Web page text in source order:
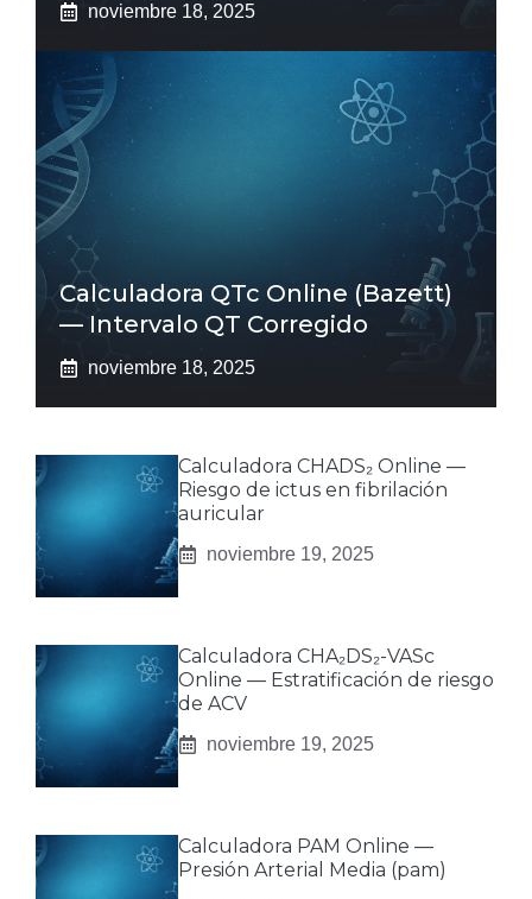
noviembre 18, 2025
Calculadora QTc Online (Bazett)
— Intervalo QT Corregido
noviembre 18, 2025
Calculadora CHADS₂ Online —
Riesgo de ictus en fibrilación
auricular
noviembre 19, 2025
Calculadora CHA₂DS₂-VASc
Online — Estratificación de riesgo
de ACV
noviembre 19, 2025
Calculadora PAM Online —
Presión Arterial Media (pam)